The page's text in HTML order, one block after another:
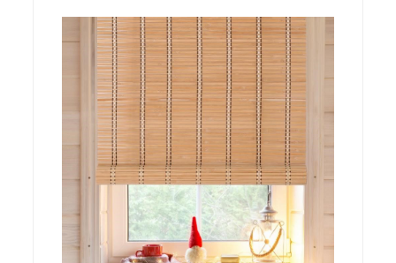
las persianas también infringen los requisitos de
etiquetado para cortinas.